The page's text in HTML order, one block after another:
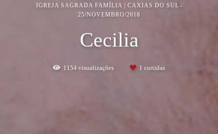
IGREJA SAGRADA FAMÍLIA | CAXIAS DO SUL
25/NOVEMBRO/2018
Cecilia
1154 visualizações 1 curtidas